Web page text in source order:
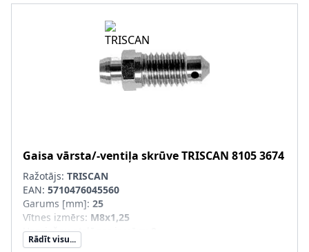
Gaisa vārsta/-ventiļa skrūveTRISCAN 8105 3674
Ražotājs: TRISCAN
EAN: 5710476045560
Garums [mm]: 25
Vītnes izmērs: M8x1,25
Uzgriežņu atslēgas izmērs
Vītnes veids:
Rādīt visu...